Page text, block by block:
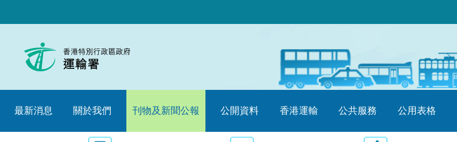
至
始
最新消息 關於我們 刊物及新聞公報 公開資料 香港運輸 公共服務 公用表格